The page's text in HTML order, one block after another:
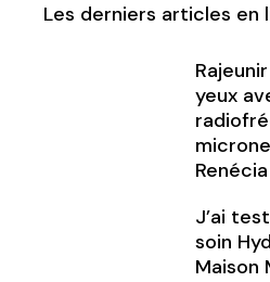
Les derniers articles en
yeux
Renécia
J’ai
soin
Maison